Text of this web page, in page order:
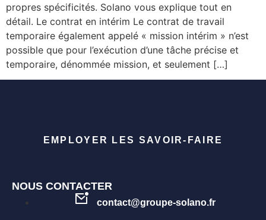
propres spécificités. Solano vous explique tout en
détail. Le contrat en intérim Le contrat de travail
temporaire également appelé « mission intérim » n’est
possible que pour l’exécution d’une tâche précise et
temporaire, dénommée mission, et seulement […]
EMPLOYER LES SAVOIR-FAIRE
NOUS CONTACTER
contact@groupe-solano.fr